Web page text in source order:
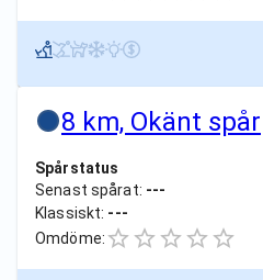
8 km, Okänt spår
Spårstatus
Senast spårat: ---
Klassiskt: ---
Omdöme: